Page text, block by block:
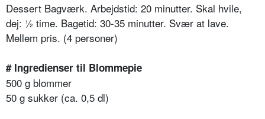
Dessert Bagværk. Arbejdstid: 20 minutter. Skal hvile,
dej: ½ time. Bagetid: 30-35 minutter. Svær at lave.
Mellem pris. (4 personer)
# Ingredienser til Blommepie
500 g blommer
50 g sukker (ca. 0,5 dl)